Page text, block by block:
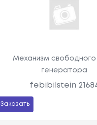
Механизм свободного
генератора
febibilstein
Заказать